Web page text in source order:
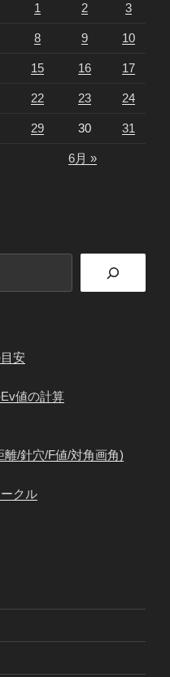
1 2 3
8 9 10
15 16 17
22 23 24
29 30 31
6月 »
安
値の計算
/針穴/F値/対角画角)
クル